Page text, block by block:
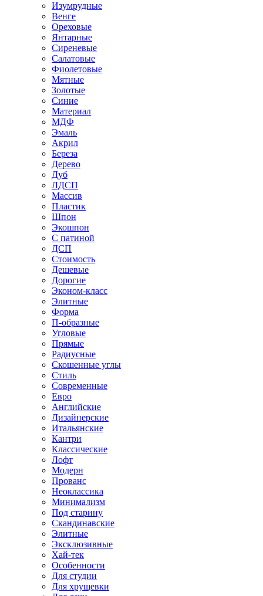
Изумрудные
Венге
Ореховые
Янтарные
Сиреневые
Салатовые
Фиолетовые
Мятные
Золотые
Синие
Материал
МДФ
Эмаль
Акрил
Береза
Дерево
Дуб
ЛДСП
Массив
Пластик
Шпон
Экошпон
С патиной
ДСП
Стоимость
Дешевые
Дорогие
Эконом-класс
Элитные
Форма
П-образные
Угловые
Прямые
Радиусные
Скошенные углы
Стиль
Современные
Евро
Английские
Дизайнерские
Итальянские
Кантри
Классические
Лофт
Модерн
Прованс
Неоклассика
Минимализм
Под старину
Скандинавские
Элитные
Эксклюзивные
Хай-тек
Особенности
Для студии
Для хрущевки